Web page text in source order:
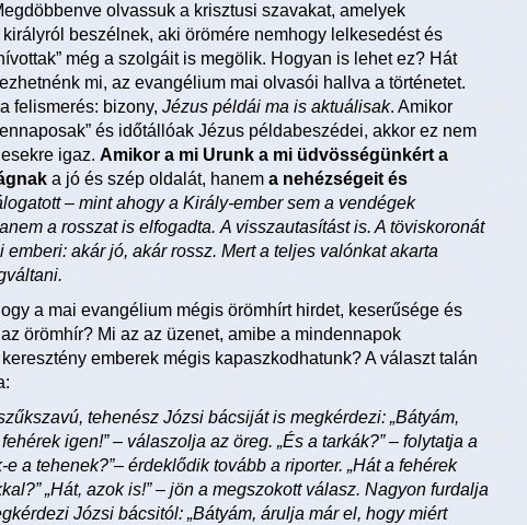
olvassuk a krisztusi szavakat, amelyek
beszélnek, aki örömére nemhogy lelkesedést és
még a szolgáit is megölik. Hogyan is lehet ez? Hát
mi, az evangélium mai olvasói hallva a történetet.
felismerés: bizony, Jézus példái ma is aktuálisak. Amikor
és időtállóak Jézus példabeszédei, akkor ez nem
igaz. Amikor a mi Urunk a mi üdvösségünkért a
a jó és szép oldalát, hanem a nehézségeit és
– mint ahogy a Király-ember sem a vendégek
a rosszat is elfogadta. A visszautasítást is. A töviskoronát
akár jó, akár rossz. Mert a teljes valónkat akarta
a mai evangélium mégis örömhírt hirdet, keserűsége és
örömhír? Mi az az üzenet, amibe a mindennapok
emberek mégis kapaszkodhatunk? A választ talán
tehenész Józsi bácsiját is megkérdezi: „Bátyám,
igen!” – válaszolja az öreg. „És a tarkák?” – folytatja a
e a tehenek?”– érdeklődik tovább a riporter. „Hát a fehérek
„Hát, azok is!” – jön a megszokott válasz. Nagyon furdalja
Józsi bácsitól: „Bátyám, árulja már el, hogy miért